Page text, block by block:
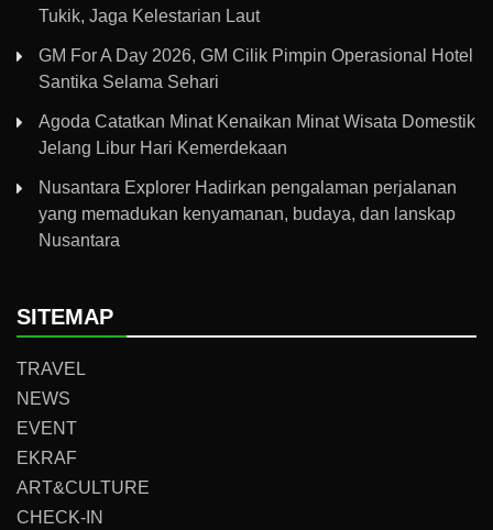
Tukik, Jaga Kelestarian Laut
GM For A Day 2026, GM Cilik Pimpin Operasional Hotel
Santika Selama Sehari
Agoda Catatkan Minat Kenaikan Minat Wisata Domestik
Jelang Libur Hari Kemerdekaan
Nusantara Explorer Hadirkan pengalaman perjalanan
yang memadukan kenyamanan, budaya, dan lanskap
Nusantara
SITEMAP
TRAVEL
NEWS
EVENT
EKRAF
ART&CULTURE
CHECK-IN